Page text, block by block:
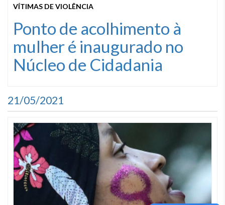
VÍTIMAS DE VIOLÊNCIA
Ponto de acolhimento à
mulher é inaugurado no
Núcleo de Cidadania
21/05/2021